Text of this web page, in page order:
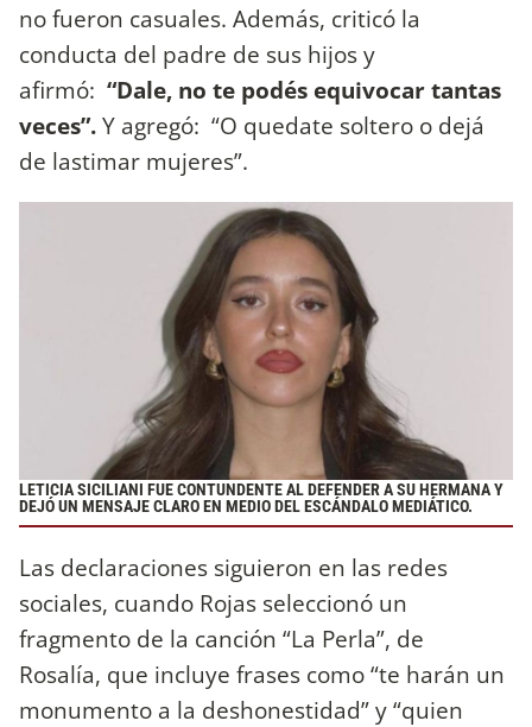
no fueron casuales. Además, criticó la
conducta del padre de sus hijos y
afirmó: “Dale, no te podés equivocar tantas
veces”.Y agregó: “O quedate soltero o dejá
de lastimar mujeres”.
LETICIA SICILIANI FUE CONTUNDENTE AL DEFENDER A SU HERMANA Y
DEJÓ UN MENSAJE CLARO EN MEDIO DEL ESCÁNDALO MEDIÁTICO.
Las declaraciones siguieron en las redes
sociales, cuando Rojas seleccionó un
fragmento de la canción “La Perla”, de
Rosalía, que incluye frases como “te harán un
monumento a la deshonestidad” y “quien